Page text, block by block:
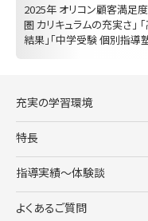
2025年 オリコン顧客満足
圏 カリキュラムの充実さ」
結果」「中学受験 個別指導
充実の学習環境
特長
指導実績〜体験談
よくあるご質問